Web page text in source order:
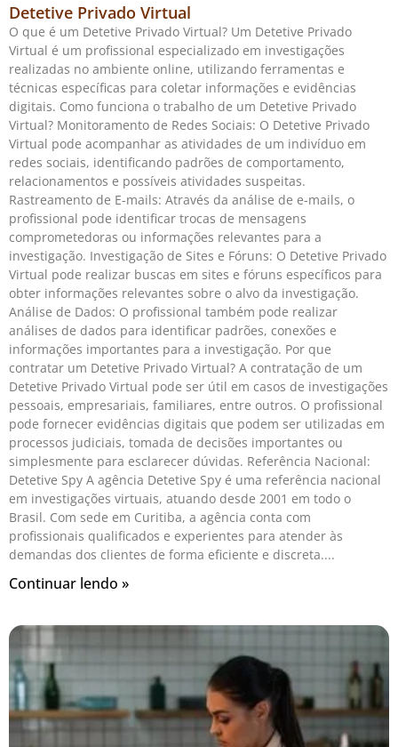
Detetive Privado Virtual
O que é um Detetive Privado Virtual? Um Detetive Privado
Virtual é um profissional especializado em investigações
realizadas no ambiente online, utilizando ferramentas e
técnicas específicas para coletar informações e evidências
digitais. Como funciona o trabalho de um Detetive Privado
Virtual? Monitoramento de Redes Sociais: O Detetive Privado
Virtual pode acompanhar as atividades de um indivíduo em
redes sociais, identificando padrões de comportamento,
relacionamentos e possíveis atividades suspeitas.
Rastreamento de E-mails: Através da análise de e-mails, o
profissional pode identificar trocas de mensagens
comprometedoras ou informações relevantes para a
investigação. Investigação de Sites e Fóruns: O Detetive Privado
Virtual pode realizar buscas em sites e fóruns específicos para
obter informações relevantes sobre o alvo da investigação.
Análise de Dados: O profissional também pode realizar
análises de dados para identificar padrões, conexões e
informações importantes para a investigação. Por que
contratar um Detetive Privado Virtual? A contratação de um
Detetive Privado Virtual pode ser útil em casos de investigações
pessoais, empresariais, familiares, entre outros. O profissional
pode fornecer evidências digitais que podem ser utilizadas em
processos judiciais, tomada de decisões importantes ou
simplesmente para esclarecer dúvidas. Referência Nacional:
Detetive Spy A agência Detetive Spy é uma referência nacional
em investigações virtuais, atuando desde 2001 em todo o
Brasil. Com sede em Curitiba, a agência conta com
profissionais qualificados e experientes para atender às
demandas dos clientes de forma eficiente e discreta.
Continuar lendo »